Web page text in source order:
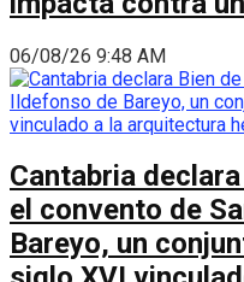
06/08/26 9:48 AM
Cantabria
el convento de
Bareyo, un